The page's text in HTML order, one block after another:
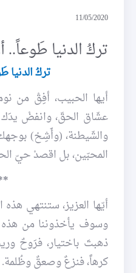
11/05/2020
تركُ الدنيا طَوعاً..
تركُ الدنيا
أيها الحبيب، أفِقْ من
عشّاق الحقّ، وانفضْ يدَك
والشّيطنة، (وأَشِحْ)
المحبّين، بل اقصدْ حيّ
أيّها العزيز، ستنتهي هذه
وسوف يأخذوننا من هذه
ذهبتَ باختيار، فرَوحٌ
كرهاً، فنزعٌ وصعقٌ وظُلمة.